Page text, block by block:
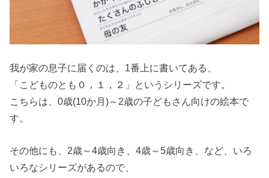
我が家の息子に届くのは、1番上に書いてある、
「こどものとも０，１，２」というシリーズです。
こちらは、0歳(10か月)～2歳の子どもさん向けの絵本で
す。
その他にも、2歳～4歳向き、4歳～5歳向き、など、いろ
いろなシリーズがあるので、